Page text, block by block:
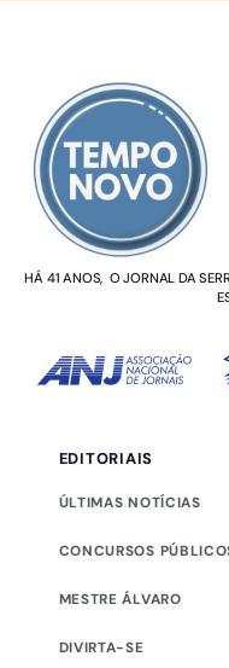
HÁ 41 ANOS, O JORNAL DA
EDITORIAIS
ÚLTIMAS NOTÍCIAS
CONCURSOS
MESTRE ÁLVARO
DIVIRTA-SE